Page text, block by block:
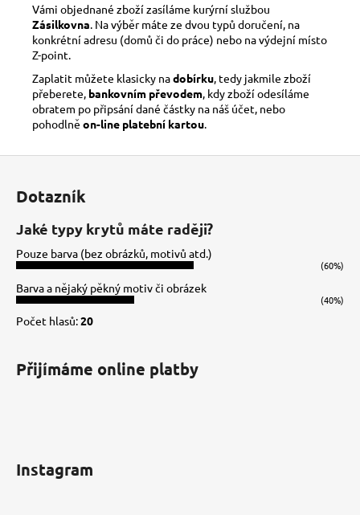
Vámi objednané zboží zasíláme kurýrní službou
Zásilkovna . Na výběr máte ze dvou typů doručení, na
konkrétní adresu (domů či do práce) nebo na výdejní místo
Z-point.
Zaplatit můžete klasicky nadobírku , tedy jakmile zboží
přeberete, bankovním převodem , kdy zboží odesíláme
obratem po připsání dané částky na náš účet, nebo
pohodlně on-line platební kartou
Dotazník
Jaké typy krytů máte raději?
Pouze barva (bez obrázků, motivů atd.)
(60%)
Barva a nějaký pěkný motiv či obrázek
(40%)
Počet hlasů:20
Přijímáme online platby
Instagram